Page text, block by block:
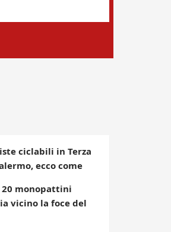
ciclabili in Terza
ecco come
20 monopattini
vicino la foce del